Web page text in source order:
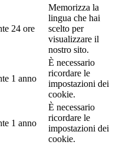
24 ore
Memorizza la
lingua che hai
scelto per
visualizzare il
nostro sito.
1 anno
È necessario
ricordare le
impostazioni dei
cookie.
1 anno
È necessario
ricordare le
impostazioni dei
cookie.